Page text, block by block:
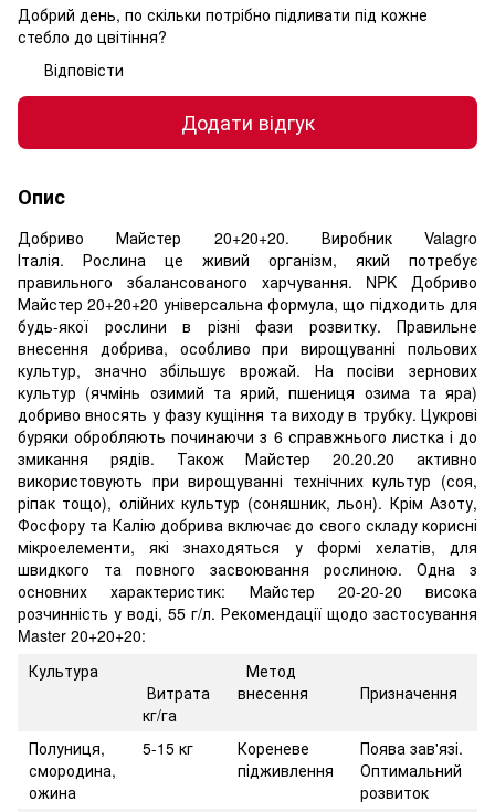
Добрий день, по скільки потрібно підливати під кожне
стебло до цвітіння?
Відповісти
Додати відгук
Опис
Добриво Майстер 20+20+20. Виробник Valagro
Італія. Рослина це живий організм, який потребує
правильного збалансованого харчування. NPK Добриво
Майстер 20+20+20 універсальна формула, що підходить для
будь-якої рослини в різні фази розвитку. Правильне
внесення добрива, особливо при вирощуванні польових
культур, значно збільшує врожай. На посіви зернових
культур (ячмінь озимий та ярий, пшениця озима та яра)
добриво вносять у фазу кущіння та виходу в трубку. Цукрові
буряки обробляють починаючи з 6 справжнього листка і до
змикання рядів. Також Майстер 20.20.20 активно
використовують при вирощуванні технічних культур (соя,
ріпак тощо), олійних культур (соняшник, льон). Крім Азоту,
Фосфору та Калію добрива включає до свого складу корисні
мікроелементи, які знаходяться у формі хелатів, для
швидкого та повного засвоювання рослиною. Одна з
основних характеристик: Майстер 20-20-20 висока
розчинність у воді, 55 г/л. Рекомендації щодо застосування
Master 20+20+20:
Культура
Витрата
кг/га
Метод
внесення
Призначення
Полуниця,
смородина,
ожина
5-15 кг
Кореневе
підживлення
Поява зав'язі.
Оптимальний
розвиток